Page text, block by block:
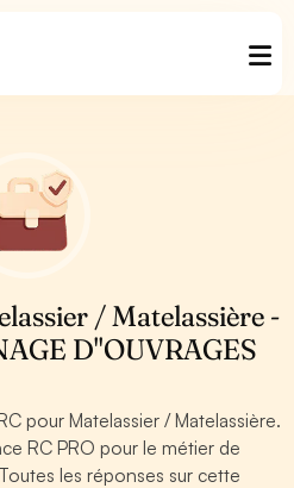
/ Matelassière -
D''OUVRAGES
pour Matelassier / Matelassière.
RC PRO pour le métier de
les réponses sur cette